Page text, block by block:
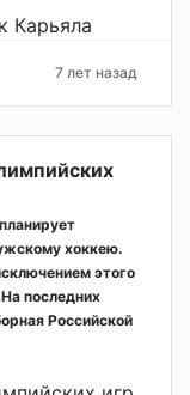
7 лет назад
хоккею.
этого
последних
Российской